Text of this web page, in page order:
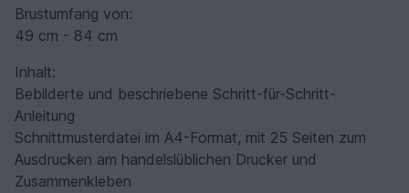
Brustumfang von:
49 cm - 84 cm
Inhalt:
Bebilderte und beschriebene Schritt-für-Schritt-
Anleitung
Schnittmusterdatei im A4-Format, mit 25 Seiten zum
Ausdrucken am handelslüblichen Drucker und
Zusammenkleben